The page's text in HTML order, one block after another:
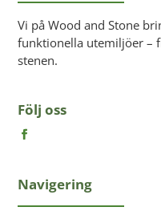
Vi på Wood and Stone
funktionella utemiljöer –
stenen.
Följ oss
Navigering